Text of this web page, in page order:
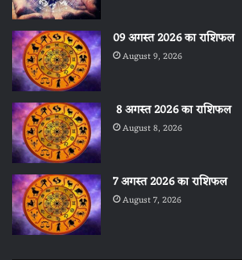
09 अगस्त 2026 का राशिफल
August 9, 2026
8 अगस्त 2026 का राशिफल
August 8, 2026
7 अगस्त 2026 का राशिफल
August 7, 2026